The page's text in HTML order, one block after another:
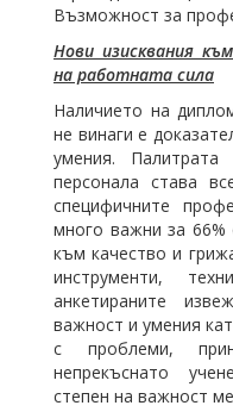
Възможност за
Нови изисквания
на работната сила
Наличието на
не винаги е
умения.
персонала става
специфичните
много важни за 66%
към качество и
инструменти,
анкетираните
важност и умения
с проблеми,
непрекъснато
степен на важност